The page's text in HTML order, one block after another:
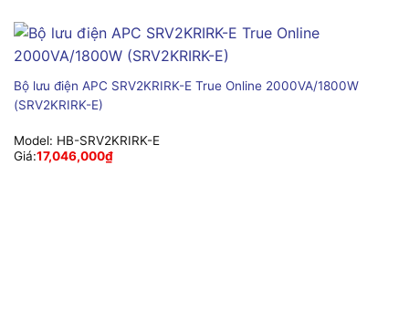
Bộ lưu điện APC SRV2KRIRK-E True Online 2000VA/1800W
(SRV2KRIRK-E)
Model: HB-SRV2KRIRK-E
Giá:17,046,000₫